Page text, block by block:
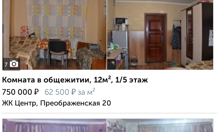
7
Комната в общежитии, 12м², 1/5 этаж
750 000 ₽ 62 500 ₽ за м²
ЖК Центр, Преображенская 20